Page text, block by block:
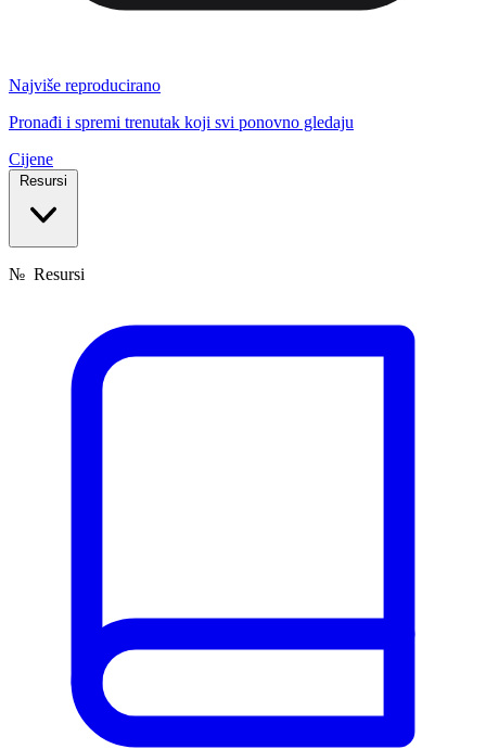
Najviše reproducirano
Pronađi i spremi trenutak koji svi ponovno gledaju
Cijene
Resursi
№ Resursi